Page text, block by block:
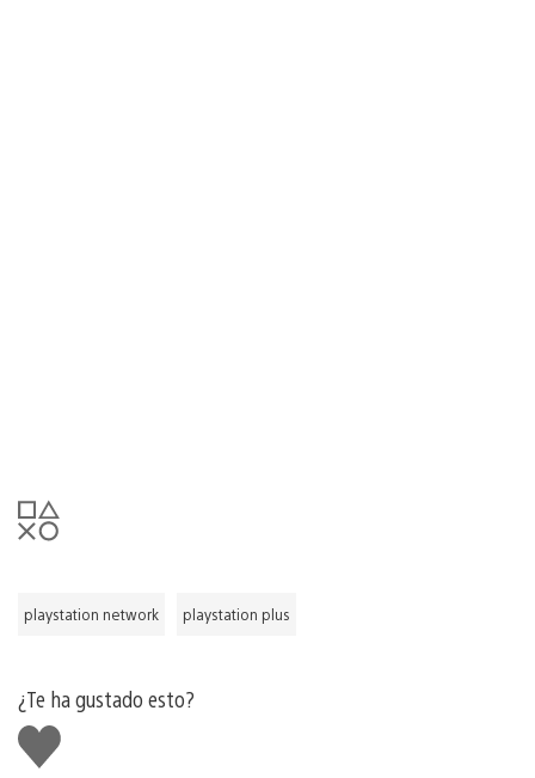
playstation network playstation plus
¿Te ha gustado esto?
Me
gusta